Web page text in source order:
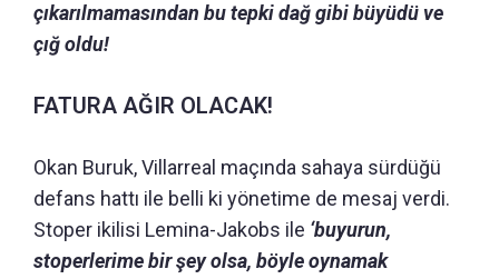
çıkarılmamasından bu tepki dağ gibi büyüdü ve
çığ oldu!
FATURA AĞIR OLACAK!
Okan Buruk, Villarreal maçında sahaya sürdüğü
defans hattı ile belli ki yönetime de mesaj verdi.
Stoper ikilisi Lemina-Jakobs ile ‘buyurun,
stoperlerime bir şey olsa, böyle oynamak